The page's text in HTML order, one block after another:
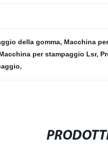
della gomma, Macchina
per stampaggio Lsr,
,